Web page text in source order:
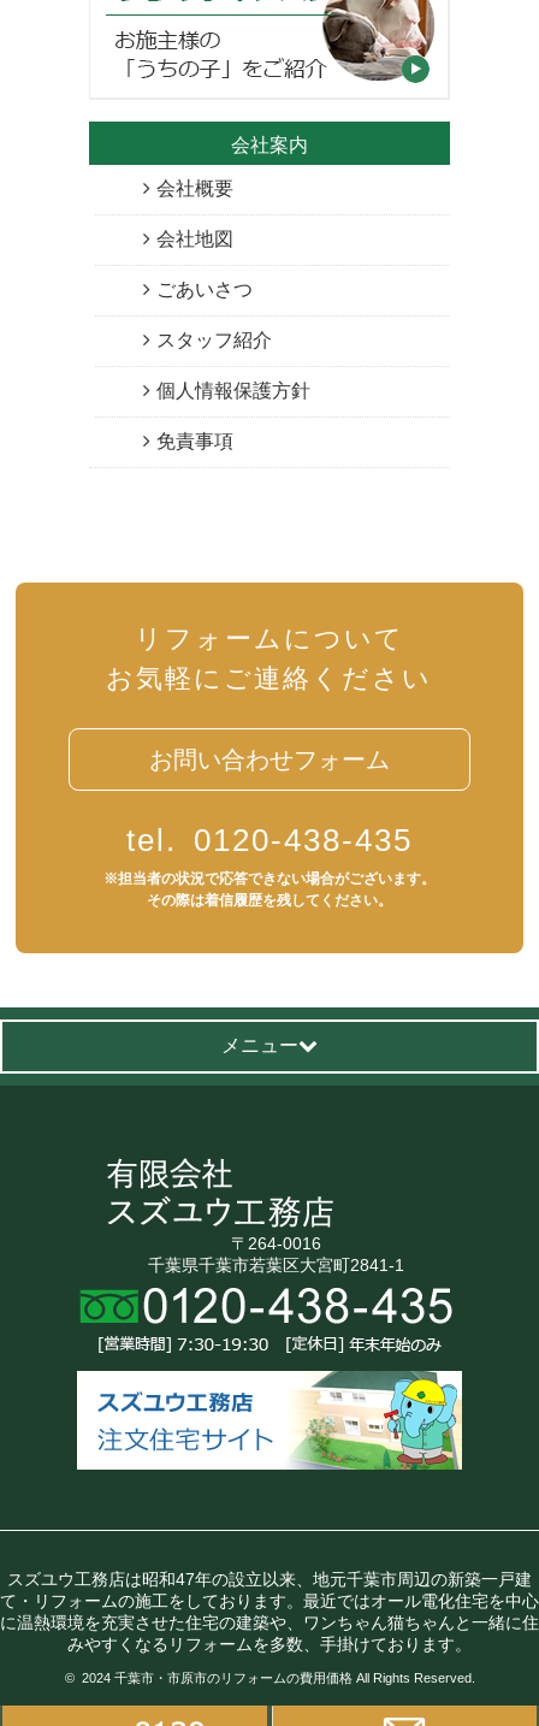
会社案内
会社概要
会社地図
ごあいさつ
スタッフ紹介
個人情報保護方針
免責事項
リフォームについて
お気軽にご連絡ください
お問い合わせフォーム
tel. 0120-438-435
※担当者の状況で応答できない場合がございます。
その際は着信履歴を残してください。
メニュー
〒264-0016
千葉県千葉市若葉区大宮町2841-1
スズユウ工務店は昭和47年の設立以来、地元千葉市周辺の新築一戸建
て・リフォームの施工をしております。最近ではオール電化住宅を中心
に温熱環境を充実させた住宅の建築や、ワンちゃん猫ちゃんと一緒に住
みやすくなるリフォームを多数、手掛けております。
© 2024 千葉市・市原市のリフォームの費用価格 All Rights Reserved.